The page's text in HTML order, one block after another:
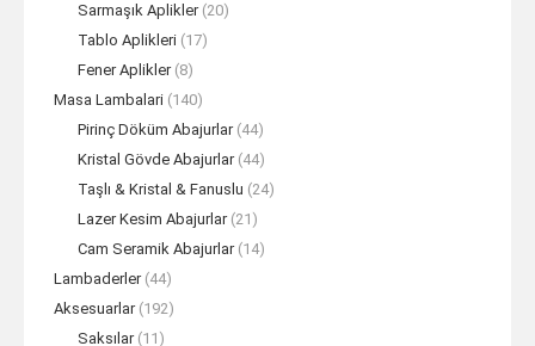
Sarmaşık Aplikler (20)
Tablo Aplikleri (17)
Fener Aplikler (8)
Masa Lambalari (140)
Pirinç Döküm Abajurlar (44)
Kristal Gövde Abajurlar (44)
Taşlı & Kristal & Fanuslu (24)
Lazer Kesim Abajurlar (21)
Cam Seramik Abajurlar (14)
Lambaderler (44)
Aksesuarlar (192)
Saksılar (11)